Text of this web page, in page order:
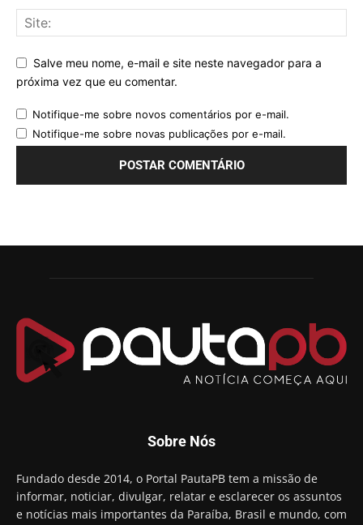
Salve meu nome, e-mail e site neste navegador para a
próxima vez que eu comentar.
Notifique-me sobre novos comentários por e-mail.
Notifique-me sobre novas publicações por e-mail.
Sobre Nós
Fundado desde 2014, o Portal PautaPB tem a missão de
informar, noticiar, divulgar, relatar e esclarecer os assuntos
e notícias mais importantes da Paraíba, Brasil e mundo, com